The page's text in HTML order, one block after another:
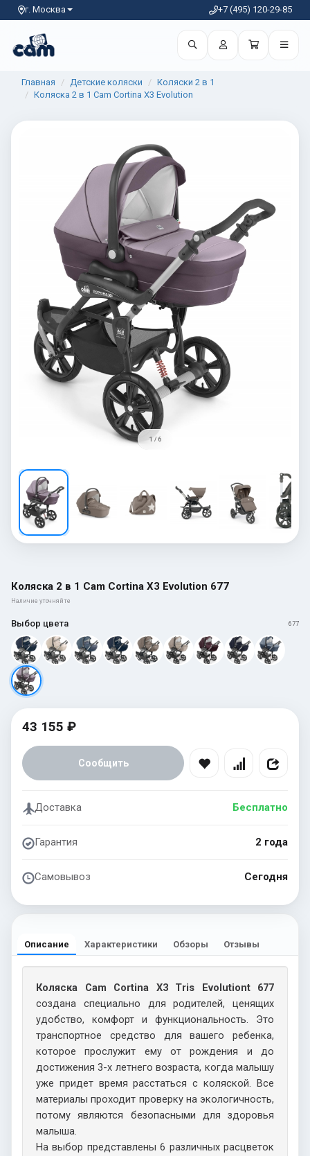
г. Москва +7 (495) 120-29-85
Главная Детские коляски
Коляски 2 в 1
Коляска 2 в 1 Cam Cortina X3 Evolution
1 / 6
Коляска 2 в 1 Cam Cortina X3 Evolution 677
Наличие уточняйте
Выбор цвета 677
43 155 ₽
Сообщить
Доставка Бесплатно
Гарантия 2 года
Самовывоз Сегодня
Описание Характеристики Обзоры Отзывы
Коляска Cam Cortina X3 Tris Evolutiont 677
создана специально для родителей, ценящих
удобство, комфорт и функциональность. Это
транспортное средство для вашего ребенка,
которое прослужит ему от рождения и до
достижения 3-х летнего возраста, когда малышу
уже придет время расстаться с коляской. Все
материалы проходит проверку на экологичность,
потому являются безопасными для здоровья
малыша.
На выбор представлены 6 различных расцветок